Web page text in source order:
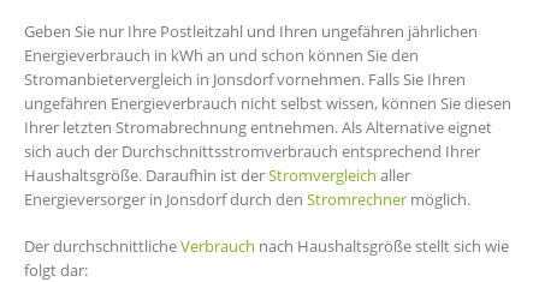
Geben Sie nur Ihre Postleitzahl und Ihren ungefähren jährlichen
Energieverbrauch in kWh an und schon können Sie den
Stromanbietervergleich in Jonsdorf vornehmen. Falls Sie Ihren
ungefähren Energieverbrauch nicht selbst wissen, können Sie diesen
Ihrer letzten Stromabrechnung entnehmen. Als Alternative eignet
sich auch der Durchschnittsstromverbrauch entsprechend Ihrer
Haushaltsgröße. Daraufhin ist derStromvergleich aller
Energieversorger in Jonsdorf durch den Stromrechner möglich.
Der durchschnittlicheVerbrauch nach Haushaltsgröße stellt sich wie
folgt dar: